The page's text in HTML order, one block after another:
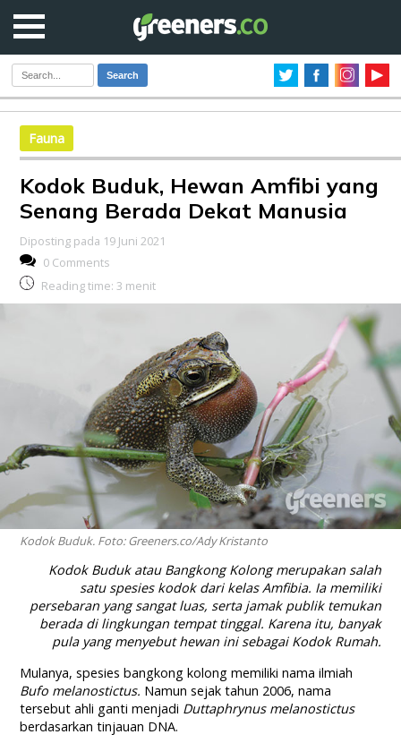
Search
Fauna
Kodok Buduk, Hewan Amfibi yang
Senang Berada Dekat Manusia
Diposting pada 19 Juni 2021
0 Comments
Reading time: 3 menit
Kodok Buduk. Foto: Greeners.co/Ady Kristanto
Kodok Buduk atau Bangkong Kolong merupakan salah
satu spesies kodok dari kelas Amfibia. Ia memiliki
persebaran yang sangat luas, serta jamak publik temukan
berada di lingkungan tempat tinggal. Karena itu, banyak
pula yang menyebut hewan ini sebagai Kodok Rumah.
Mulanya, spesies bangkong kolong memiliki nama ilmiah
Bufo melanostictus. Namun sejak tahun 2006, nama
tersebut ahli ganti menjadi Duttaphrynus melanostictus
berdasarkan tinjauan DNA.